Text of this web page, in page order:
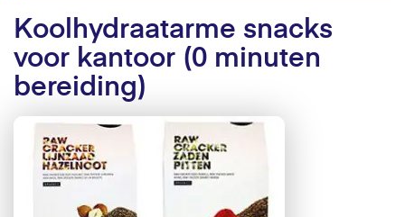
Koolhydraatarme snacks
voor kantoor (0 minuten
bereiding)